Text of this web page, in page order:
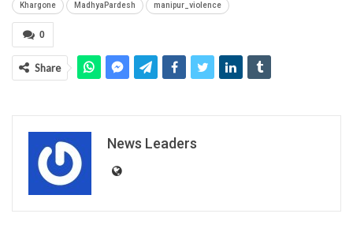
Khargone MadhyaPardesh manipur_violence
0
Share
News Leaders